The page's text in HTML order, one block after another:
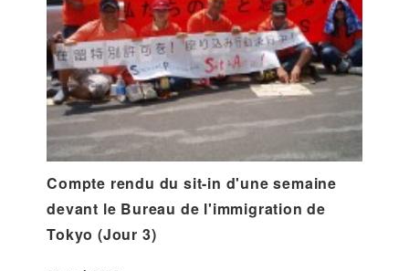
Compte rendu du sit-in d'une semaine
devant le Bureau de l'immigration de
Tokyo (Jour 3)